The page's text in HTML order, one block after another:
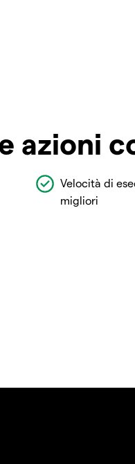
azioni
Velocità di
migliori